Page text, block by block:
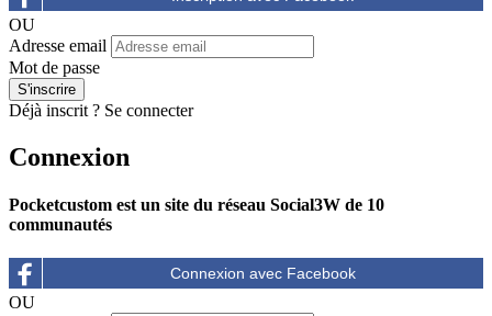
OU
Adresse email
Mot de passe
Déjà inscrit ? Se connecter
Connexion
Pocketcustom est un site du réseau Social3W de 10
communautés
OU